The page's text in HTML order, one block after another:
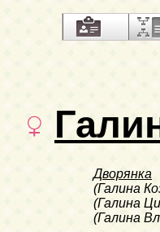
Дворянка
(Галина
(Галина
(Галина